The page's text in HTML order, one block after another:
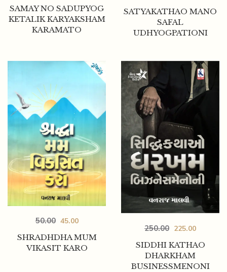
SAMAY NO SADUPYOG
KETALIK KARYAKSHAM
KARAMATO
SATYAKATHAO MANO
SAFAL
UDHYOGPATIONI
SHRADHDHA MUM
VIKASIT KARO
50.00 45.00
SIDDHI KATHAO
DHARKHAM
BUSINESSMENONI
250.00 225.00